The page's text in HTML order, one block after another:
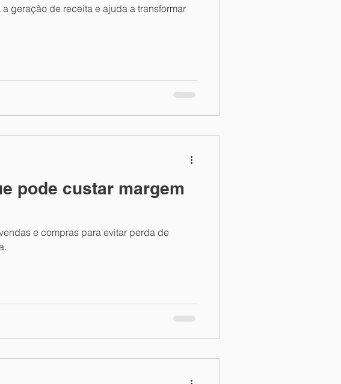
geração de receita e ajuda a transformar
pode custar margem
e compras para evitar perda de